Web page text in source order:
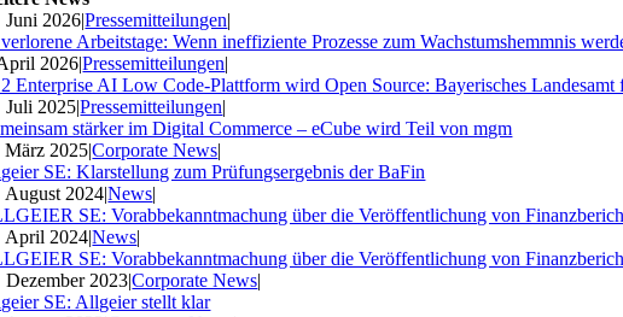
Juni 2026|Pressemitteilungen|
Arbeitstage: Wenn ineffiziente Prozesse zum Wachstumshemmnis
2026|Pressemitteilungen|
Enterprise AI Low Code-Plattform wird Open Source: Bayerisches
Juli 2025|Pressemitteilungen|
stärker im Digital Commerce – eCube wird Teil von mgm
März 2025|Corporate News|
SE: Klarstellung zum Prüfungsergebnis der BaFin
August 2024|News|
SE: Vorabbekanntmachung über die Veröffentlichung von
April 2024|News|
SE: Vorabbekanntmachung über die Veröffentlichung von
Dezember 2023|Corporate News|
SE: Allgeier stellt klar